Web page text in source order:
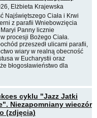
Elżbieta Krajewska
Najświętszego Ciała i Krwi
z parafii Wniebowzięcia
Panny licznie
procesji Bożego Ciała.
przeszedł ulicami parafii,
wiary w realną obecność
w Eucharystii oraz
błogosławieństwo dla
cyklu "Jazz Jatki
Niezapomniany wieczór
(zdjęcia)